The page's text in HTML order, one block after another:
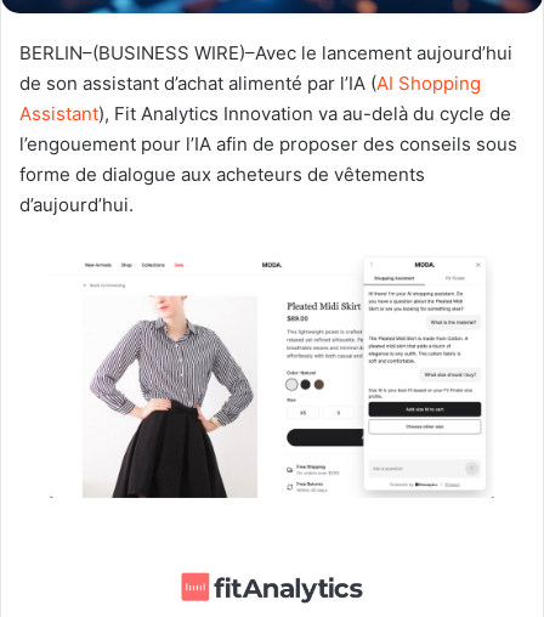
BERLIN–(BUSINESS WIRE)–Avec le lancement aujourd’hui
de son assistant d’achat alimenté par l’IA (AI Shopping
Assistant), Fit Analytics Innovation va au-delà du cycle de
l’engouement pour l’IA afin de proposer des conseils sous
forme de dialogue aux acheteurs de vêtements
d’aujourd’hui.